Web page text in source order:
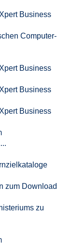
Business
Computer-
Business
Business
Business
zum Download
zu